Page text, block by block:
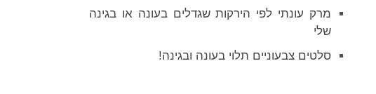
מרק עונתי לפי הירקות שגדלים בעונה או בגינה
שלי
סלטים צבעוניים תלוי בעונה ובגינה!